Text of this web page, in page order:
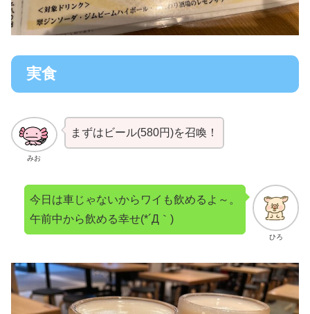
実食
みお
まずはビール(580円)を召喚！
ひろ
今日は車じゃないからワイも飲めるよ～。
午前中から飲める幸せ(*´Д｀)